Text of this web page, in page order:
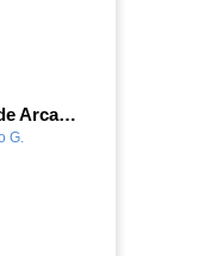
Instala MakeCode Arcade para trabajar offline en tu tablet, ordenador, Chromebook
G.